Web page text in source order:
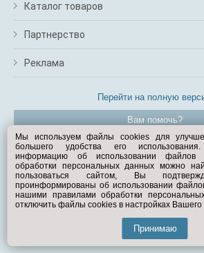
Каталог товаров
Партнерство
Реклама
Перейти на полную
Вам помочь?
© Exist.ru 1998—2026
Мы используем файлы cookies для
большего удобства его
информацию об использовании файлов
обработки персональных данных можно
пользоваться сайтом, Вы
проинформированы об использовании
нашими правилами обработки
отключить файлы cookies в настройках Вашего
Принимаю